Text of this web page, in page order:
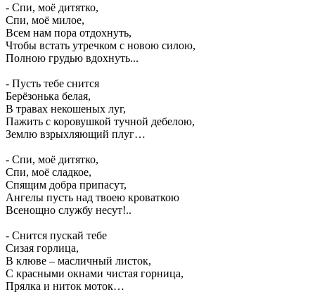
- Спи, моё дитятко,
Спи, моё милое,
Всем нам пора отдохнуть,
Чтобы встать утречком с новою силою,
Полною грудью вдохнуть...
- Пусть тебе снится
Берёзонька белая,
В травах некошеных луг,
Пажить с коровушкой тучной дебелою,
Землю взрыхляющий плуг…
- Спи, моё дитятко,
Спи, моё сладкое,
Спящим добра припасут,
Ангелы пусть над твоею кроваткою
Всенощно службу несут!..
- Снится пускай тебе
Сизая горлица,
В клюве – масличный листок,
С красными окнами чистая горница,
Прялка и ниток моток…